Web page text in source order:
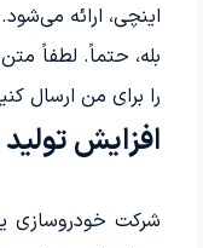
اینچی، ارائه می‌شود.
بله، حتماً. لطفاً
را برای من ارسال
افزایش تولید
شرکت خودروسازی